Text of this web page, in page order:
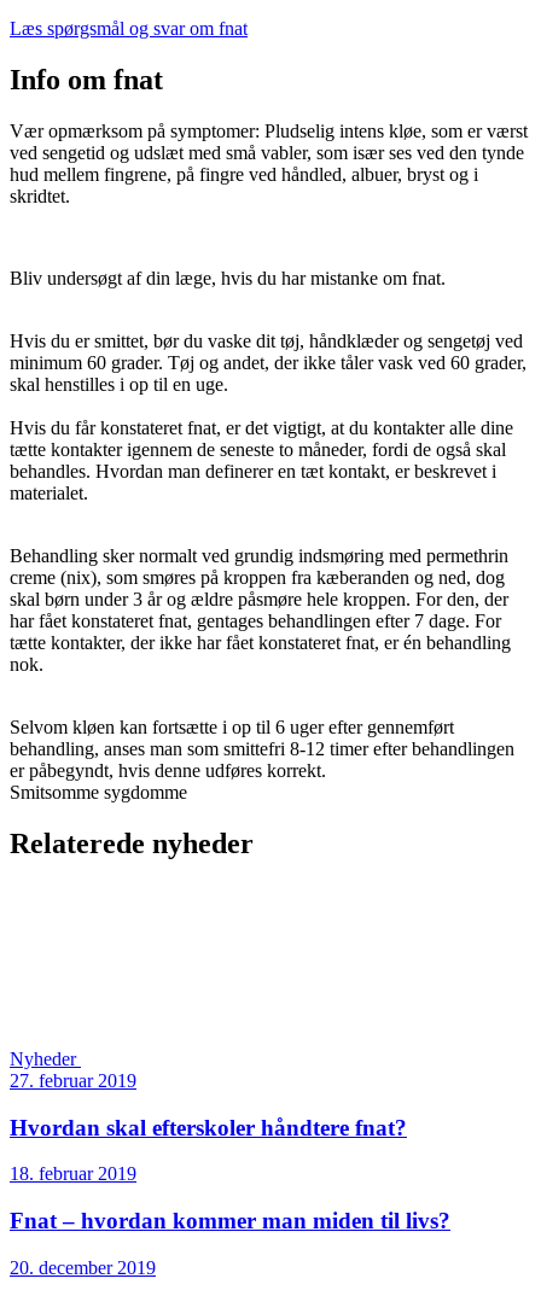
Læs spørgsmål og svar om fnat
Info om fnat
Vær opmærksom på symptomer: Pludselig intens kløe, som er værst
ved sengetid og udslæt med små vabler, som især ses ved den tynde
hud mellem fingrene, på fingre ved håndled, albuer, bryst og i
skridtet.
Bliv undersøgt af din læge, hvis du har mistanke om fnat.
Hvis du er smittet, bør du vaske dit tøj, håndklæder og sengetøj ved
minimum 60 grader. Tøj og andet, der ikke tåler vask ved 60 grader,
skal henstilles i op til en uge.
Hvis du får konstateret fnat, er det vigtigt, at du kontakter alle dine
tætte kontakter igennem de seneste to måneder, fordi de også skal
behandles. Hvordan man definerer en tæt kontakt, er beskrevet i
materialet.
Behandling sker normalt ved grundig indsmøring med permethrin
creme (nix), som smøres på kroppen fra kæberanden og ned, dog
skal børn under 3 år og ældre påsmøre hele kroppen. For den, der
har fået konstateret fnat, gentages behandlingen efter 7 dage. For
tætte kontakter, der ikke har fået konstateret fnat, er én behandling
nok.
Selvom kløen kan fortsætte i op til 6 uger efter gennemført
behandling, anses man som smittefri 8-12 timer efter behandlingen
er påbegyndt, hvis denne udføres korrekt.
Smitsomme sygdomme
Relaterede nyheder
Nyheder
27. februar 2019
Hvordan skal efterskoler håndtere fnat?
18. februar 2019
Fnat – hvordan kommer man miden til livs?
20. december 2019